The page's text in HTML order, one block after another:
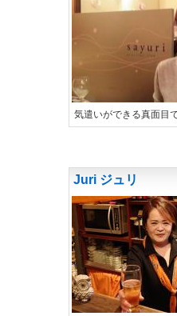
気遣いができる真面目
Juri ジュリ